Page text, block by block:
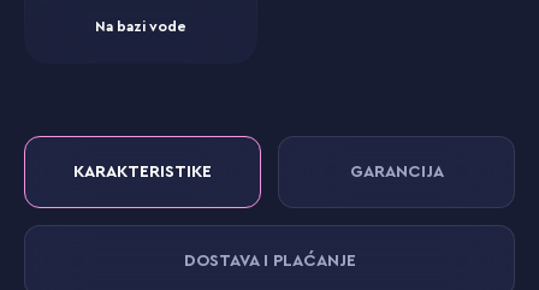
Na bazi vode
KARAKTERISTIKE GARANCIJA
DOSTAVA I PLAĆANJE